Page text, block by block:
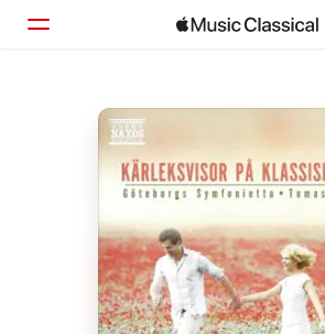
Início
Explorar
Buscar